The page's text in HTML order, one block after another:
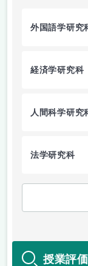
外国語学研究
経済学研究科
人間科学研究
法学研究科
授業評